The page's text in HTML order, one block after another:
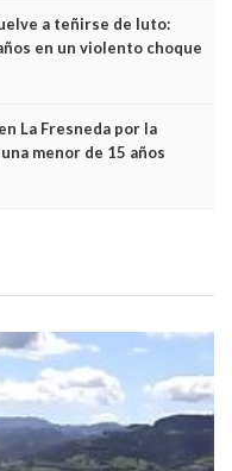
a teñirse de luto:
en un violento choque
La Fresneda por la
menor de 15 años